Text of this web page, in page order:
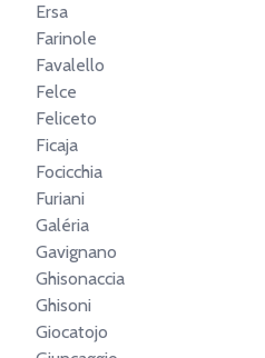
Ersa
Farinole
Favalello
Felce
Feliceto
Ficaja
Focicchia
Furiani
Galéria
Gavignano
Ghisonaccia
Ghisoni
Giocatojo